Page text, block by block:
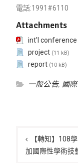
電話:1991#6110
Attachments
int'l
project (11 kB)
report (10 kB)
一般公告, 國
章
導
【轉知】108
加國際性學術技